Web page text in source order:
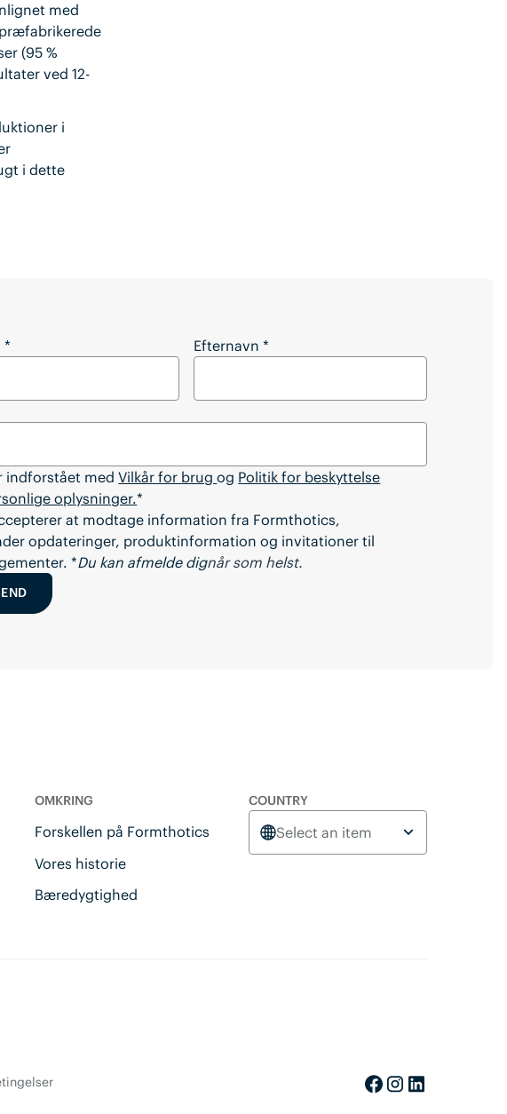
med
(95 %
ved 12-
i
i dette
hele artiklen?
* Efternavn *
indforstået medVilkår for brugog Politik for beskyttelse
oplysninger.*
at modtage information fra Formthotics,
opdateringer, produktinformation og invitationer til
*Du kan afmelde dignår som helst.
OMKRING
Forskellen på Formthotics
Vores historie
Bæredygtighed
COUNTRY
Select an item